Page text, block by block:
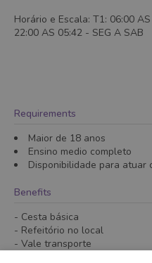
Horário e Escala: T1: 06:00
22:00 AS 05:42 - SEG A SAB
Requirements
Maior de 18 anos
Ensino medio completo
Disponibilidade para atuar
Benefits
- Cesta básica
- Refeitório no local
- Vale transporte